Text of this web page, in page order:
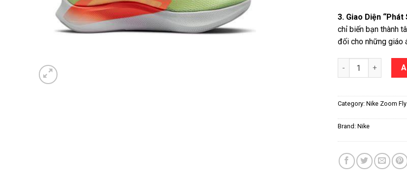
3. Giao Diện “Phát
chỉ biến bạn thành
đối cho những giáo
Nike Zoom Fly 4
Category: Nike Zoom Fly
Brand: Nike